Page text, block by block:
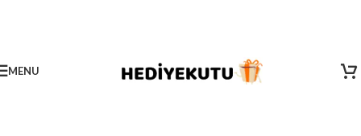
MENU